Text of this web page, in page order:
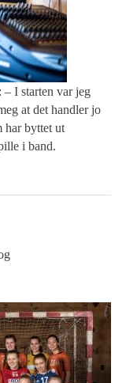
I starten var jeg
at det handler jo
har byttet ut
i band.